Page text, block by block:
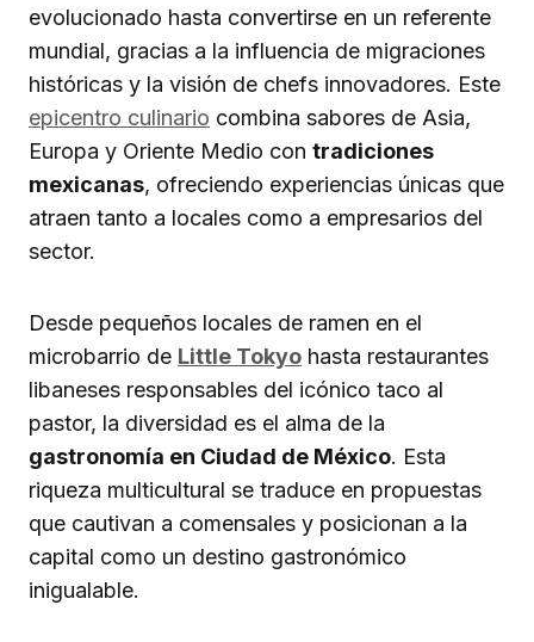
evolucionado hasta convertirse en un referente
mundial, gracias a la influencia de migraciones
históricas y la visión de chefs innovadores. Este
epicentro culinario combina sabores de Asia,
Europa y Oriente Medio con tradiciones
mexicanas, ofreciendo experiencias únicas que
atraen tanto a locales como a empresarios del
sector.
Desde pequeños locales de ramen en el
microbarrio de Little Tokyo hasta restaurantes
libaneses responsables del icónico taco al
pastor, la diversidad es el alma de la
gastronomía en Ciudad de México. Esta
riqueza multicultural se traduce en propuestas
que cautivan a comensales y posicionan a la
capital como un destino gastronómico
inigualable.